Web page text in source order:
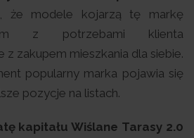
że modele kojarzą tę markę
z potrzebami klienta
z zakupem mieszkania dla siebie.
popularny marka pojawia się
pozycje na listach.
kapitału Wiślane Tarasy 2.0